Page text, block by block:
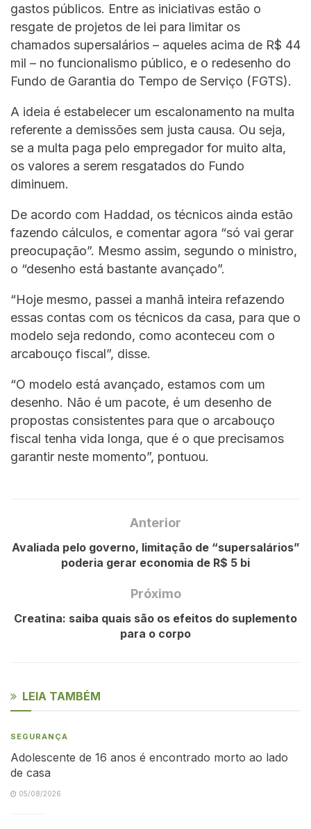
gastos públicos. Entre as iniciativas estão o
resgate de projetos de lei para limitar os
chamados supersalários – aqueles acima de R$ 44
mil – no funcionalismo público, e o redesenho do
Fundo de Garantia do Tempo de Serviço (FGTS).
A ideia é estabelecer um escalonamento na multa
referente a demissões sem justa causa. Ou seja,
se a multa paga pelo empregador for muito alta,
os valores a serem resgatados do Fundo
diminuem.
De acordo com Haddad, os técnicos ainda estão
fazendo cálculos, e comentar agora “só vai gerar
preocupação”. Mesmo assim, segundo o ministro,
o “desenho está bastante avançado”.
“Hoje mesmo, passei a manhã inteira refazendo
essas contas com os técnicos da casa, para que o
modelo seja redondo, como aconteceu com o
arcabouço fiscal”, disse.
“O modelo está avançado, estamos com um
desenho. Não é um pacote, é um desenho de
propostas consistentes para que o arcabouço
fiscal tenha vida longa, que é o que precisamos
garantir neste momento”, pontuou.
Anterior
Avaliada pelo governo, limitação de “supersalários”
poderia gerar economia de R$ 5 bi
Próximo
Creatina: saiba quais são os efeitos do suplemento
para o corpo
LEIA TAMBÉM
SEGURANÇA
Adolescente de 16 anos é encontrado morto ao lado
de casa
05/08/2026